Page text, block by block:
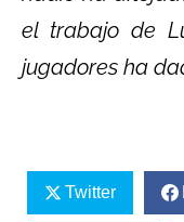
el trabajo de
jugadores ha
Twitter